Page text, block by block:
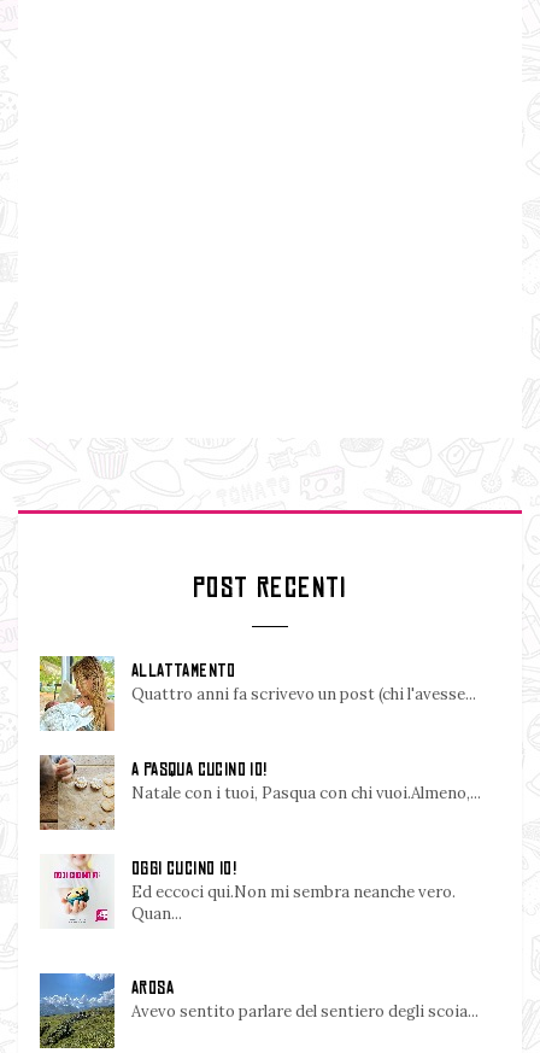
POST RECENTI
ALLATTAMENTO
Quattro anni fa scrivevo un post (chi l'avesse...
A PASQUA CUCINO IO!
Natale con i tuoi, Pasqua con chi vuoi.Almeno,...
OGGI CUCINO IO!
Ed eccoci qui.Non mi sembra neanche vero.
Quan...
AROSA
Avevo sentito parlare del sentiero degli scoia...